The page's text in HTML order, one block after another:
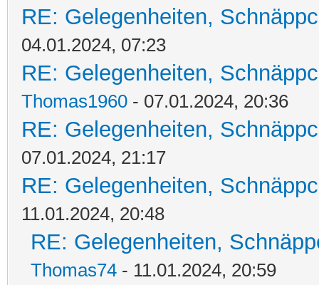
RE: Gelegenheiten,
04.01.2024, 07:23
RE: Gelegenheiten,
Thomas1960 - 07.01.2024, 20:36
RE: Gelegenheiten,
07.01.2024, 21:17
RE: Gelegenheiten,
11.01.2024, 20:48
RE: Gelegenheiten,
Thomas74 - 11.01.2024, 20:59